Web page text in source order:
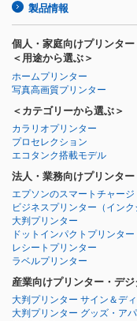
製品情報
個人・家庭向けプリンター
＜用途から選ぶ＞
ホームプリンター
写真高画質プリンター
＜カテゴリーから選ぶ＞
カラリオプリンター
プロセレクション
エコタンク搭載モデル
法人・業務向けプリンタ
エプソンのスマートチャージ
ビジネスプリンター （イン
大判プリンター
ドットインパクトプリンター
レシートプリンター
ラベルプリンター
産業向けプリンター・デ
大判プリンター サイン＆デ
大判プリンター グッズ・ア